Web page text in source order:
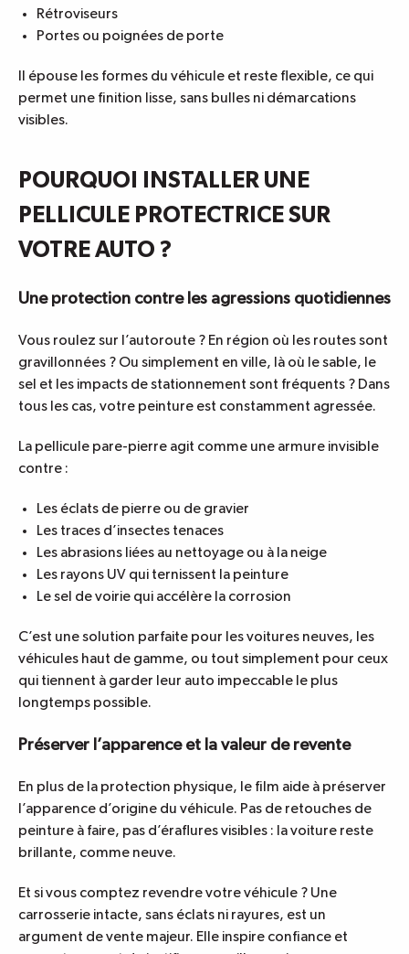
Rétroviseurs
Portes ou poignées de porte
Il épouse les formes du véhicule et reste flexible, ce qui
permet une finition lisse, sans bulles ni démarcations
visibles.
POURQUOI INSTALLER UNE
PELLICULE PROTECTRICE SUR
VOTRE AUTO ?
Une protection contre les agressions quotidiennes
Vous roulez sur l’autoroute ? En région où les routes sont
gravillonnées ? Ou simplement en ville, là où le sable, le
sel et les impacts de stationnement sont fréquents ? Dans
tous les cas, votre peinture est constamment agressée.
La pellicule pare-pierre agit comme une armure invisible
contre :
Les éclats de pierre ou de gravier
Les traces d’insectes tenaces
Les abrasions liées au nettoyage ou à la neige
Les rayons UV qui ternissent la peinture
Le sel de voirie qui accélère la corrosion
C’est une solution parfaite pour les voitures neuves, les
véhicules haut de gamme, ou tout simplement pour ceux
qui tiennent à garder leur auto impeccable le plus
longtemps possible.
Préserver l’apparence et la valeur de revente
En plus de la protection physique, le film aide à préserver
l’apparence d’origine du véhicule. Pas de retouches de
peinture à faire, pas d’éraflures visibles : la voiture reste
brillante, comme neuve.
Et si vous comptez revendre votre véhicule ? Une
carrosserie intacte, sans éclats ni rayures, est un
argument de vente majeur. Elle inspire confiance et